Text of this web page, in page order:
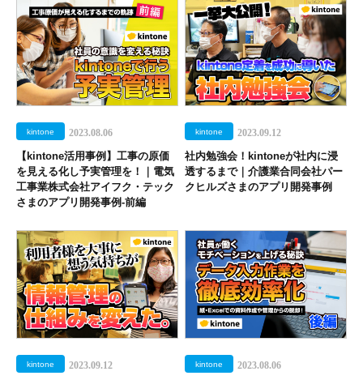
kintone 2023.08.06
【kintone活用事例】工事の原価
を見える化し予実管理を！｜電気
工事業株式会社アイフク・テック
さまのアプリ開発事例-前編
kintone 2023.09.12
社内勉強会！kintoneが社内に浸
透するまで｜介護業合同会社パー
クヒルズさまのアプリ開発事例
kintone 2023.09.12 kintone 2023.08.06